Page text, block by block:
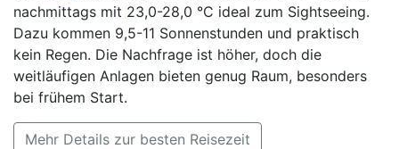
nachmittags mit 23,0-28,0 °C ideal zum Sightseeing.
Dazu kommen 9,5-11 Sonnenstunden und praktisch
kein Regen. Die Nachfrage ist höher, doch die
weitläufigen Anlagen bieten genug Raum, besonders
bei frühem Start.
Mehr Details zur besten Reisezeit